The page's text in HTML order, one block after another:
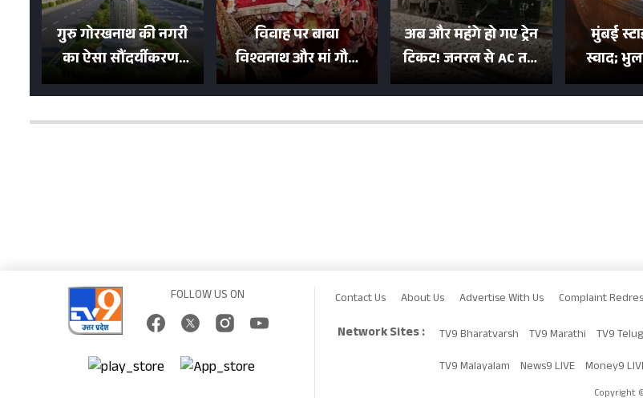
गुरु गोरखनाथ की नगरी
का ऐसा सौंदर्यीकरण!
मन मोह लेंगी शहर की
विवाह पर बाबा
विश्वनाथ और मां गौरा
को 6 लाख रुपये का
शगुन
अब और महंगे हो गए ट्रेन
टिकट! जनरल से AC तक
का बढ़ा किराया; दिल्ली
मुंबई
स्वाद;
मुल्तानी
FOLLOW US ON Contact Us About Us Advertise With Us Complaint
Network Sites : TV9 Bharatvarsh TV9 Marathi TV9
TV9 Malayalam News9 LIVE Money9
Copyright